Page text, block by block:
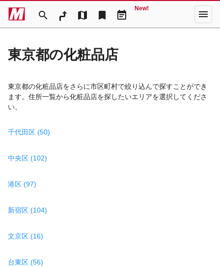
search map bookmark event_note
New! menu
東京都の化粧品店
東京都の化粧品店をさらに市区町村で絞り込んで探すことができ
ます。住所一覧から化粧品店を探したいエリアを選択してくださ
い。
千代田区 (50)
中央区 (102)
港区 (97)
新宿区 (104)
文京区 (16)
台東区 (56)